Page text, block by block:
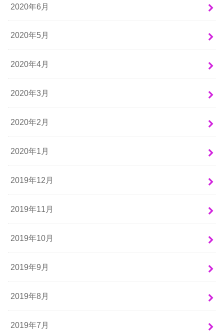
2020年6月
2020年5月
2020年4月
2020年3月
2020年2月
2020年1月
2019年12月
2019年11月
2019年10月
2019年9月
2019年8月
2019年7月